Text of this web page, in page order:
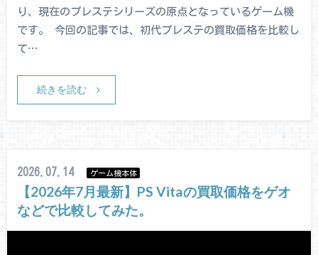
り、現在のプレステシリーズの原点となっているゲーム機
です。 今回の記事では、初代プレステの買取価格を比較し
て…
続きを読む
2026.07.14 ゲーム機本体
【2026年7月最新】PS Vitaの買取価格をゲオ
などで比較してみた。